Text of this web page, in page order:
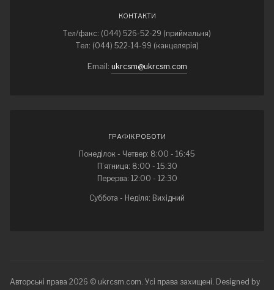
КОНТАКТИ
Тел/факс: (044) 526-52-29 (приймальня)
Тел: (044) 522-14-99 (канцелярія)
Email: ukrcsm@ukrcsm.com
ГРАФІК РОБОТИ
Понеділок - Четвер: 8:00 - 16:45
П’ятниця: 8:00 - 15:30
Перерва: 12:00 - 12:30
Суббота - Неділя: Вихідний
Авторські права 2026 © ukrcsm.com. Усі права захищені. Designed by